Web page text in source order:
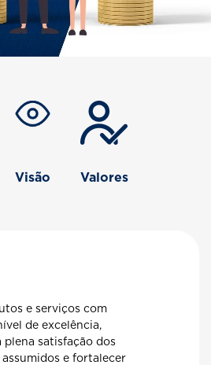
Visão Valores
e serviços com
de excelência,
satisfação dos
e fortalecer